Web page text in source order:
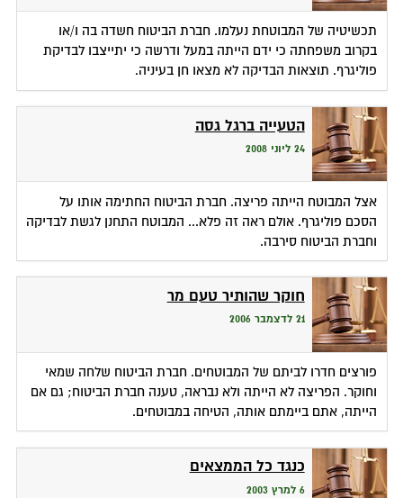
תכשיטיה של המבוטחת נעלמו. חברת הביטוח חשדה בה ו/או
בקרוב משפחתה כי ידם הייתה במעל ודרשה כי יתייצבו לבדיקת
פוליגרף. תוצאות הבדיקה לא מצאו חן בעיניה.
הטעייה ברגל גסה
24 ליוני 2008
אצל המבוטח הייתה פריצה. חברת הביטוח החתימה אותו על
הסכם פוליגרף. אולם ראה זה פלא... המבוטח התחנן לגשת לבדיקה
וחברת הביטוח סירבה.
חוקר שהותיר טעם מר
21 לדצמבר 2006
פורצים חדרו לביתם של המבוטחים. חברת הביטוח שלחה שמאי
וחוקר. הפריצה לא הייתה ולא נבראה, טענה חברת הביטוח; גם אם
הייתה, אתם ביימתם אותה, הטיחה במבוטחים.
כנגד כל הממצאים
6 למרץ 2003